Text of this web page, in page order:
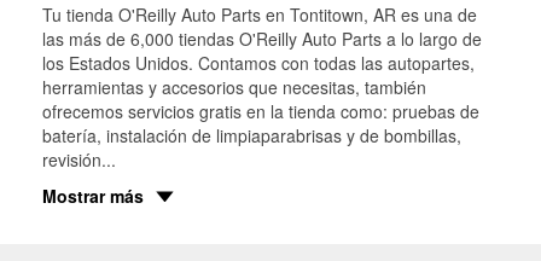
Tu tienda O'Reilly Auto Parts en Tontitown, AR es una de
las más de 6,000 tiendas O'Reilly Auto Parts a lo largo de
los Estados Unidos. Contamos con todas las autopartes,
herramientas y accesorios que necesitas, también
ofrecemos servicios gratis en la tienda como: pruebas de
batería, instalación de limpiaparabrisas y de bombillas,
revisión...
Mostrar más